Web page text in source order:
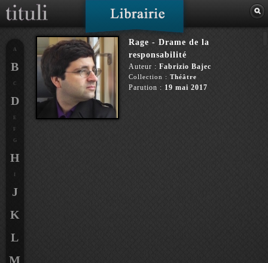
Rage - Drame de la
responsabilité
Auteur : Fabrizio Bajec
Collection : Théâtre
Parution : 19 mai 2017
A
B
C
D
E
F
G
H
J
K
L
M